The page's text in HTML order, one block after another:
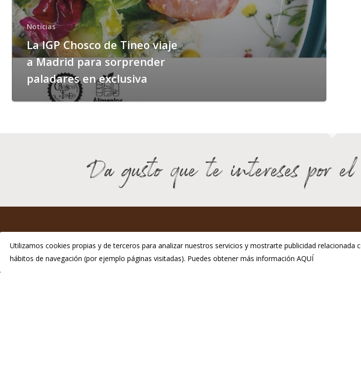
Noticias
La IGP Chosco de Tineo viaje
a Madrid para sorprender
paladares en exclusiva
Da gusto que te intereses por el
IGP Chosco de Tineo
C.P.E. de Tineo
Pol. Ind. La Curiscada
Utilizamos cookies propias y de terceros para analizar nuestros servicios y mostrarte publicidad
hábitos de navegación (por ejemplo páginas visitadas). Puedes obtener más información AQUÍ